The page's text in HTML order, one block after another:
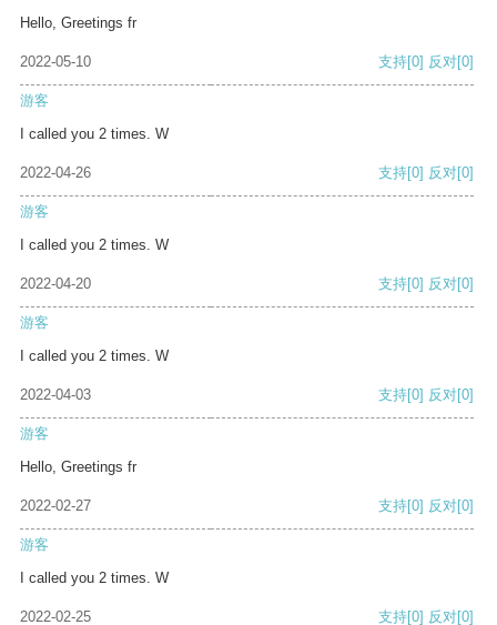
Hello, Greetings fr
2022-05-10 支持[0] 反对[0]
游客
I called you 2 times. W
2022-04-26 支持[0] 反对[0]
游客
I called you 2 times. W
2022-04-20 支持[0] 反对[0]
游客
I called you 2 times. W
2022-04-03 支持[0] 反对[0]
游客
Hello, Greetings fr
2022-02-27 支持[0] 反对[0]
游客
I called you 2 times. W
2022-02-25 支持[0] 反对[0]